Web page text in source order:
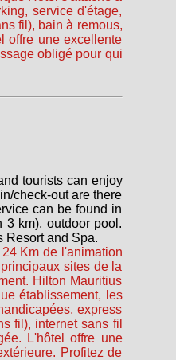
service d'étage,
fil), bain à remous,
offre une excellente
obligé pour qui
tourists can enjoy
check-out are there
can be found in
3 km), outdoor pool.
Resort and Spa.
Km de l'animation
sites de la
Hilton Mauritius
établissement, les
express
fil), internet sans fil
L'hôtel offre une
Profitez de